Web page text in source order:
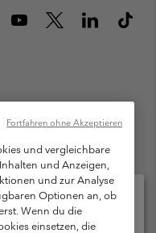
Moosfeldstraße 1, 5101
Garantie
Programms
und vergleichbare
und Anzeigen,
und zur Analyse
Optionen an, ob
Wenn du die
einsetzen, die
Fortfahren ohne Akzeptieren